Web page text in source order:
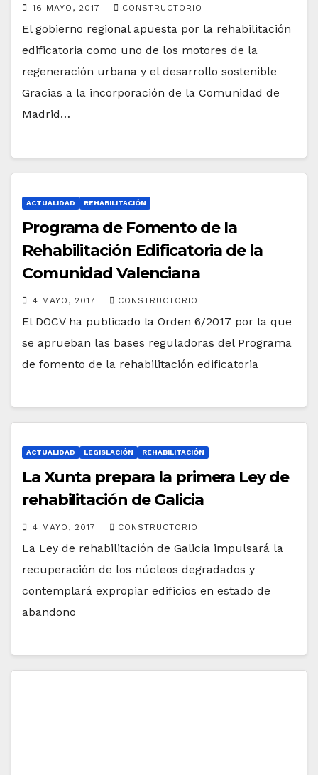
16 MAYO, 2017 CONSTRUCTORIO
El gobierno regional apuesta por la rehabilitación
edificatoria como uno de los motores de la
regeneración urbana y el desarrollo sostenible
Gracias a la incorporación de la Comunidad de
Madrid…
ACTUALIDAD REHABILITACIÓN
Programa de Fomento de la
Rehabilitación Edificatoria de la
Comunidad Valenciana
4 MAYO, 2017 CONSTRUCTORIO
El DOCV ha publicado la Orden 6/2017 por la que
se aprueban las bases reguladoras del Programa
de fomento de la rehabilitación edificatoria
ACTUALIDAD LEGISLACIÓN REHABILITACIÓN
La Xunta prepara la primera Ley de
rehabilitación de Galicia
4 MAYO, 2017 CONSTRUCTORIO
La Ley de rehabilitación de Galicia impulsará la
recuperación de los núcleos degradados y
contemplará expropiar edificios en estado de
abandono